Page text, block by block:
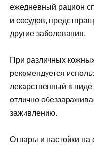
ежедневный рацион
и сосудов,
другие заболевания.
При различных
рекомендуется
лекарственный в
отлично
заживлению.
Отвары и настойки на